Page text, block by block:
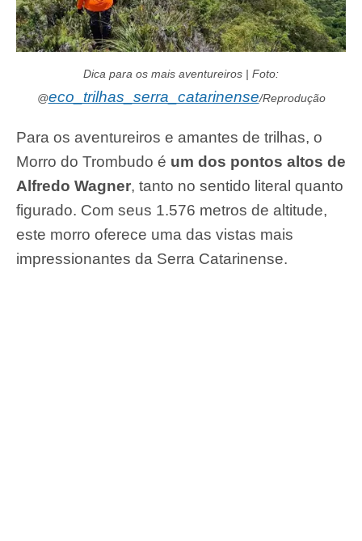
Dica para os mais aventureiros | Foto:
@eco_trilhas_serra_catarinense/Reprodução
Para os aventureiros e amantes de trilhas, o
Morro do Trombudo é um dos pontos altos de
Alfredo Wagner, tanto no sentido literal quanto
figurado. Com seus 1.576 metros de altitude,
este morro oferece uma das vistas mais
impressionantes da Serra Catarinense.